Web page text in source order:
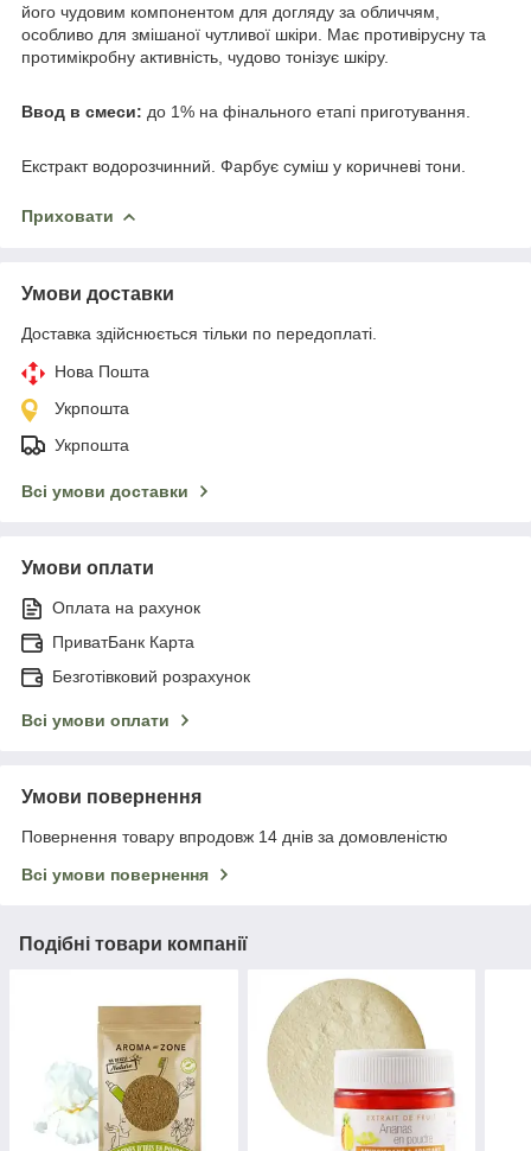
його чудовим компонентом для догляду за обличчям,
особливо для змішаної чутливої шкіри. Має противірусну та
протимікробну активність, чудово тонізує шкіру.
Ввод в смеси: до 1% на фінального етапі приготування.
Екстракт водорозчинний. Фарбує суміш у коричневі тони.
Приховати
Умови доставки
Доставка здійснюється тільки по передоплаті.
Нова Пошта
Укрпошта
Укрпошта
Всі умови доставки
Умови оплати
Оплата на рахунок
ПриватБанк Карта
Безготівковий розрахунок
Всі умови оплати
Умови повернення
Повернення товару впродовж 14 днів за домовленістю
Всі умови повернення
Подібні товари компанії